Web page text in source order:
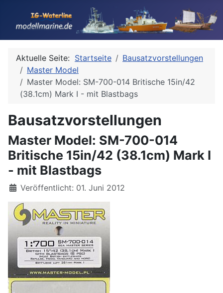
Aktuelle Seite: Startseite
Bausatzvorstellungen
Master Model
Master Model: SM-700-014 Britische 15in/42
(38.1cm) Mark I - mit Blastbags
Bausatzvorstellungen
Master Model: SM-700-014
Britische 15in/42 (38.1cm) Mark I
- mit Blastbags
Details
Veröffentlicht: 01. Juni 2012